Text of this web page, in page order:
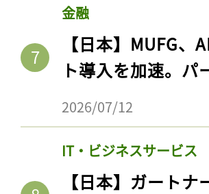
金融
【日本】MUFG
ト導入を加速。パ
2026/07/12
IT・ビジネスサービス
【日本】ガート